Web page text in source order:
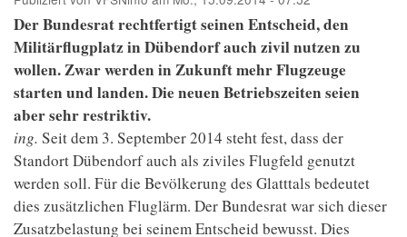
Der Bundesrat rechtfertigt seinen Entscheid, den
Militärflugplatz in Dübendorf auch zivil nutzen zu
wollen. Zwar werden in Zukunft mehr Flugzeuge
starten und landen. Die neuen Betriebszeiten seien
aber sehr restriktiv.
ing. Seit dem 3. September 2014 steht fest, dass der
Standort Dübendorf auch als ziviles Flugfeld genutzt
werden soll. Für die Bevölkerung des Glatttals bedeutet
dies zusätzlichen Fluglärm. Der Bundesrat war sich dieser
Zusatzbelastung bei seinem Entscheid bewusst. Dies